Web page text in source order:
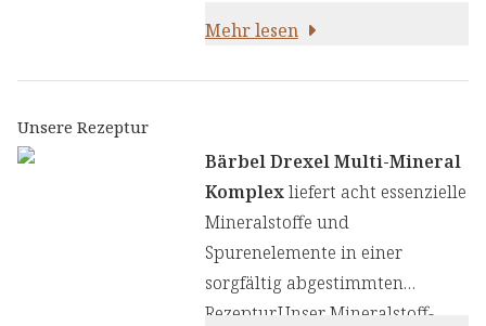
Mehr lesen
Unsere Rezeptur
Bärbel Drexel Multi-Mineral
Komplexliefert acht essenzielle
Mineralstoffe und
Spurenelemente in einer
sorgfältig abgestimmten
Rezeptur.Unser Mineralstoff-